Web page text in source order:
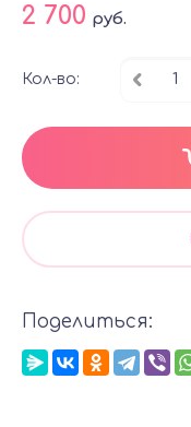
2 700 руб.
Кол-во:
Поделиться: